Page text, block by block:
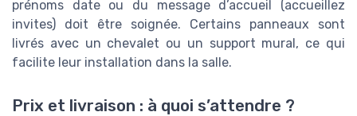
prénoms date ou du message d’accueil (accueillez
invites) doit être soignée. Certains panneaux sont
livrés avec un chevalet ou un support mural, ce qui
facilite leur installation dans la salle.
Prix et livraison : à quoi s’attendre ?